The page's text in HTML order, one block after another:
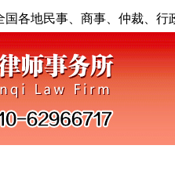
各地民事、商事、仲裁、行